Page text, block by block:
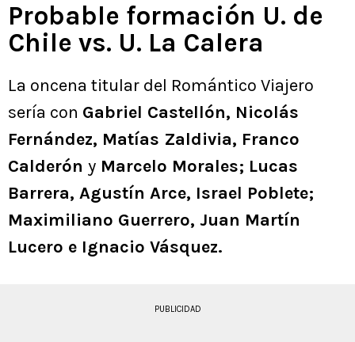
Probable formación U. de
Chile vs. U. La Calera
La oncena titular del Romántico Viajero
sería con Gabriel Castellón, Nicolás
Fernández, Matías Zaldivia, Franco
Calderón y Marcelo Morales; Lucas
Barrera, Agustín Arce, Israel Poblete;
Maximiliano Guerrero, Juan Martín
Lucero e Ignacio Vásquez.
PUBLICIDAD